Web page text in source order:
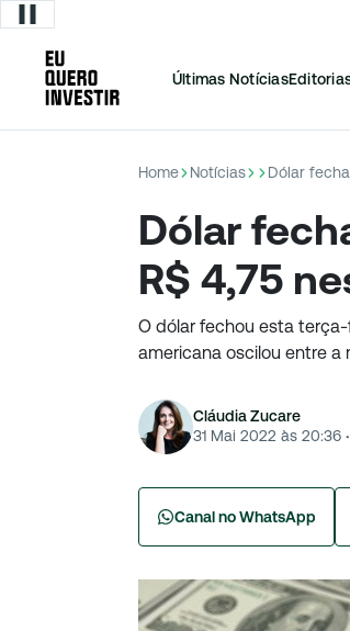
Últimas Notícias
Home Notícias Dólar
Dólar
R$ 4,75
O dólar fechou esta terça-
americana oscilou entre a
Cláudia Zucare
31 Mai 2022 às 20:36 ·
Canal no WhatsApp